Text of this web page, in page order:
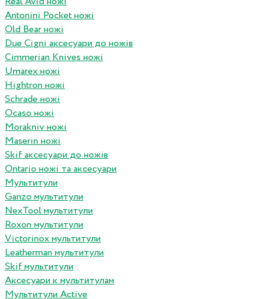
Antonini Pocket ножі
Old Bear ножі
Due Cigni аксесуари до ножів
Cimmerian Knives ножі
Umarex ножі
Hightron ножі
Schrade ножі
Ocaso ножі
Morakniv ножі
Maserin ножі
Skif аксесуари до ножів
Ontario ножі та аксесуари
Мультитули
Ganzo мультитули
NexTool мультитули
Roxon мультитули
Victorinox мультитули
Leatherman мультитули
Skif мультитули
Аксесуари к мультитулам
Мультитули Active